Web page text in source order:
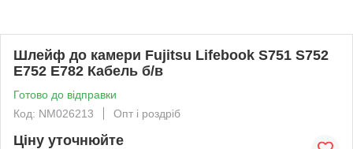
Шлейф до камери Fujitsu Lifebook S751 S752
E752 E782 Кабель б/в
Готово до відправки
Код: NM026213
Опт і роздріб
Ціну уточнюйте